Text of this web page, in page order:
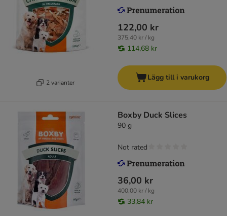
2 varianter
122,00 kr
375,40 kr / kg
114,68 kr
Lägg till i varukorg
Boxby Duck Slices
90 g
36,00 kr
400,00 kr / kg
33,84 kr
Not rated